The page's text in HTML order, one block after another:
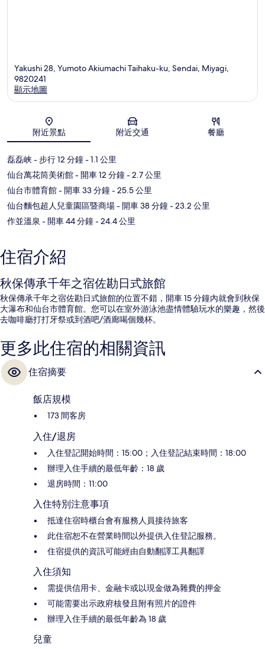
Yakushi 28, Yumoto Akiumachi Taihaku-ku, Sendai, Miyagi,
9820241
顯示地圖
附近景點 附近交通 餐廳
磊磊峡- 步行 12 分鐘- 1.1 公里
仙台萬花筒美術館- 開車 12 分鐘- 2.7 公里
仙台市體育館- 開車 33 分鐘- 25.5 公里
仙台麵包超人兒童園區暨商場- 開車 38 分鐘- 23.2 公里
作並溫泉 - 開車 44 分鐘- 24.4 公里
住宿介紹
秋保傳承千年之宿佐勘日式旅館
秋保傳承千年之宿佐勘日式旅館的位置不錯，開車 15 分鐘內就會到秋保
大瀑布和仙台市體育館。您可以在室外游泳池盡情體驗玩水的樂趣，然後
去咖啡廳打打牙祭或到酒吧/酒廊喝個幾杯。
更多此住宿的相關資訊
住宿摘要
飯店規模
173 間客房
入住/退房
入住登記開始時間：15:00；入住登記結束時間：18:00
辦理入住手續的最低年齡：18 歲
退房時間：11:00
入住特別注意事項
抵達住宿時櫃台會有服務人員接待旅客
此住宿恕不在營業時間以外提供入住登記服務。
住宿提供的資訊可能經由自動翻譯工具翻譯
入住須知
需提供信用卡、金融卡或以現金做為雜費的押金
可能需要出示政府核發且附有照片的證件
辦理入住手續的最低年齡為 18 歲
兒童